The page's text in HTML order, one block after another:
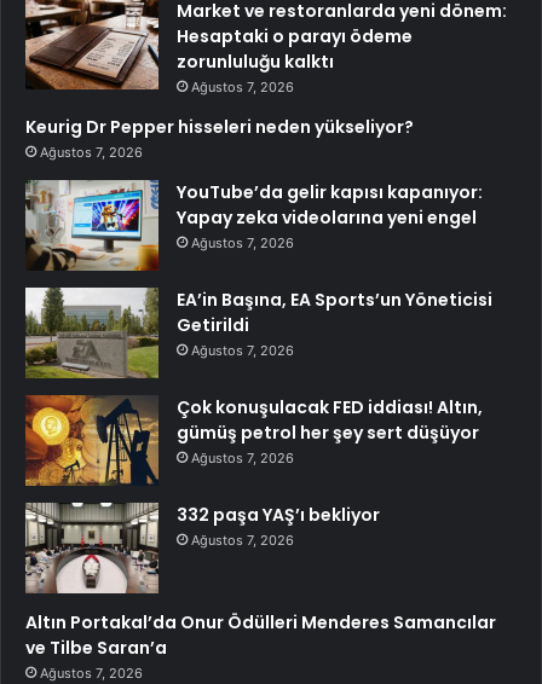
Market ve restoranlarda yeni dönem:
Hesaptaki o parayı ödeme
zorunluluğu kalktı
Ağustos 7, 2026
Keurig Dr Pepper hisseleri neden yükseliyor?
Ağustos 7, 2026
YouTube’da gelir kapısı kapanıyor:
Yapay zeka videolarına yeni engel
Ağustos 7, 2026
EA’in Başına, EA Sports’un Yöneticisi
Getirildi
Ağustos 7, 2026
Çok konuşulacak FED iddiası! Altın,
gümüş petrol her şey sert düşüyor
Ağustos 7, 2026
332 paşa YAŞ’ı bekliyor
Ağustos 7, 2026
Altın Portakal’da Onur Ödülleri Menderes Samancılar
ve Tilbe Saran’a
Ağustos 7, 2026